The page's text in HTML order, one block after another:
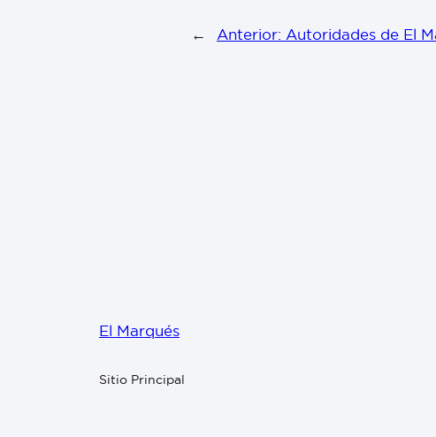
← Anterior: Autoridades de El
El Marqués
Sitio Principal